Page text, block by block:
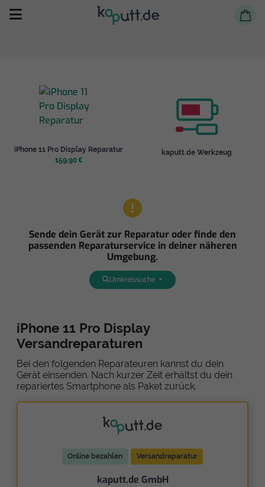
Selbst reparieren
Reparieren lassen
iPhone 11 Pro Display Reparatur
159,90 €
kaputt.de Werkzeug
Sende dein Gerät zur Reparatur oder finde den
passenden Reparaturservice in deiner näheren
Umgebung.
Umkreissuche
iPhone 11 Pro Display
Versandreparaturen
Bei den folgenden Reparateuren kannst du dein
Gerät einsenden. Nach kurzer Zeit erhältst du dein
repariertes Smartphone als Paket zurück.
Online bezahlen Versandreparatur
kaputt.de GmbH